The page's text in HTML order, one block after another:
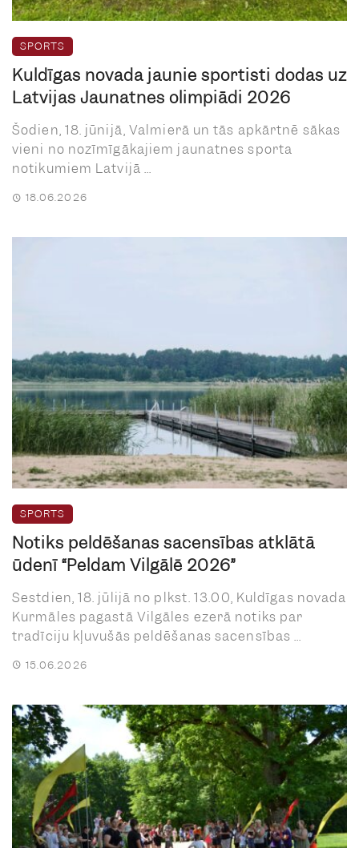
SPORTS
Kuldīgas novada jaunie sportisti dodas uz
Latvijas Jaunatnes olimpiādi 2026
Šodien, 18. jūnijā, Valmierā un tās apkārtnē sākas
vieni no nozīmīgākajiem jaunatnes sporta
notikumiem Latvijā ...
18.06.2026
SPORTS
Notiks peldēšanas sacensības atklātā
ūdenī “Peldam Vilgālē 2026”
Sestdien, 18. jūlijā no plkst. 13.00, Kuldīgas novada
Kurmāles pagastā Vilgāles ezerā notiks par
tradīciju kļuvušās peldēšanas sacensības ...
15.06.2026